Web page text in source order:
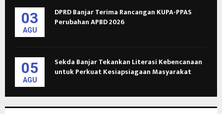
03
AGU
DPRD Banjar Terima Rancangan KUPA-PPAS
Perubahan APBD 2026
05
AGU
Sekda Banjar Tekankan Literasi Kebencanaan
untuk Perkuat Kesiapsiagaan Masyarakat